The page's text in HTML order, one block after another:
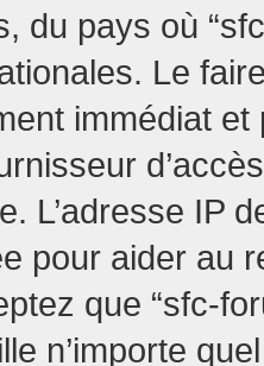
du pays où
Le
immédiat
L’adresse IP
pour aider au
que “sfc-
n’importe